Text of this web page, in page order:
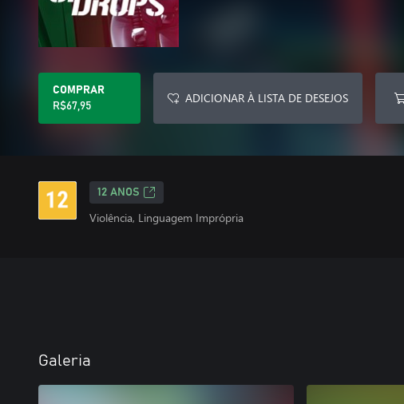
COMPRAR
R$67,95
ADICIONAR À LISTA DE DESEJOS
12 ANOS
Violência, Linguagem Imprópria
Galeria